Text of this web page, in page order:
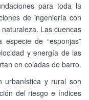
para toda la
de ingeniería con
Las cuencas
de “esponjas”
y energía de las
en coladas de barro.
urbanística y rural son
del riesgo e índices